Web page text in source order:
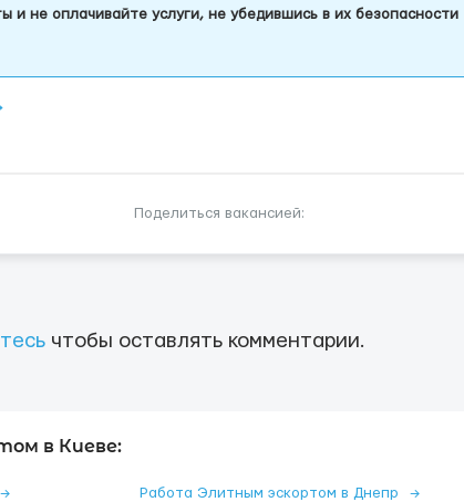
и не оплачивайте услуги, не убедившись в их безопасности
Поделиться вакансией:
чтобы оставлять комментарии.
в Киеве:
→ Работа Элитным эскортом в Днепр →